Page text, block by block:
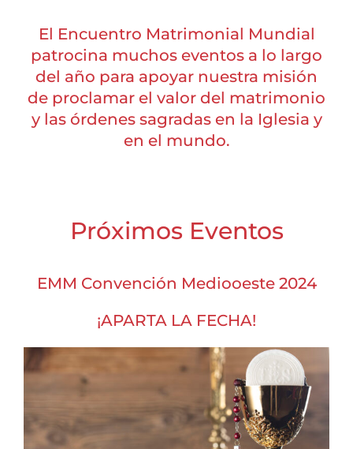
El Encuentro Matrimonial Mundial
patrocina muchos eventos a lo largo
del año para apoyar nuestra misión
de proclamar el valor del matrimonio
y las órdenes sagradas en la Iglesia y
en el mundo.
Próximos Eventos
EMM Convención Mediooeste 2024
¡APARTA LA FECHA!